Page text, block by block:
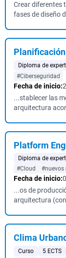
Crear diferentes
fases de diseño
Diploma de
#Ciberseguridad
Fecha de inicio:
...stablecer las
arquitectura
Platform
Diploma de
#Cloud
#nuevos
Fecha de inicio:
...os de
arquitectura
Clima
Curso 5 ECTS